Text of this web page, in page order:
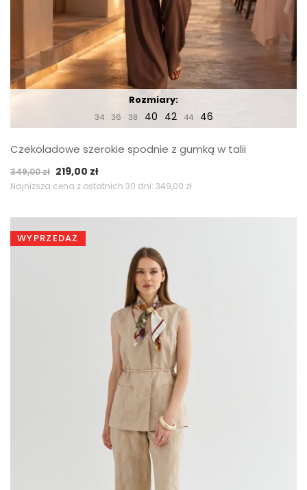
Rozmiary:
34 36 38 40 42 44 46
Czekoladowe szerokie spodnie z gumką w talii
349,00zł Pierwotna
cena
349,00 zł.
219,00 złAktualna
cena
219,00 zł.
Najniższa cena z ostatnich 30 dni: 349,00 zł
WYPRZEDAŻ